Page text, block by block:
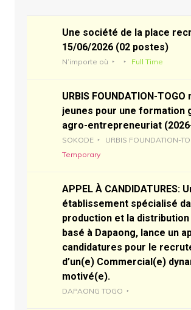
Une société de la place
15/06/2026 (02 postes)
N’importe où Full Time
URBIS FOUNDATION-
jeunes pour une formation
agro-entrepreneuriat
SOKODE
URBIS FOUNDATION-
Temporary
APPEL À CANDIDATURES:
établissement spécialisé
production et la distribution
basé à Dapaong, lance un
candidatures pour le
d’un(e) Commercial(e)
motivé(e).
DAPAONG TOGO